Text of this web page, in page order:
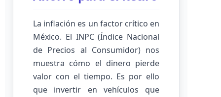
La inflación es un factor crítico en
México. El INPC (Índice Nacional
de Precios al Consumidor) nos
muestra cómo el dinero pierde
valor con el tiempo. Es por ello
que invertir en vehículos que